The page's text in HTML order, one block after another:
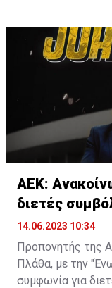
ΑΕΚ:
διετές
14.06.2023 10:34
Προπονητής της
Πλάθα, με την
συμφωνία για